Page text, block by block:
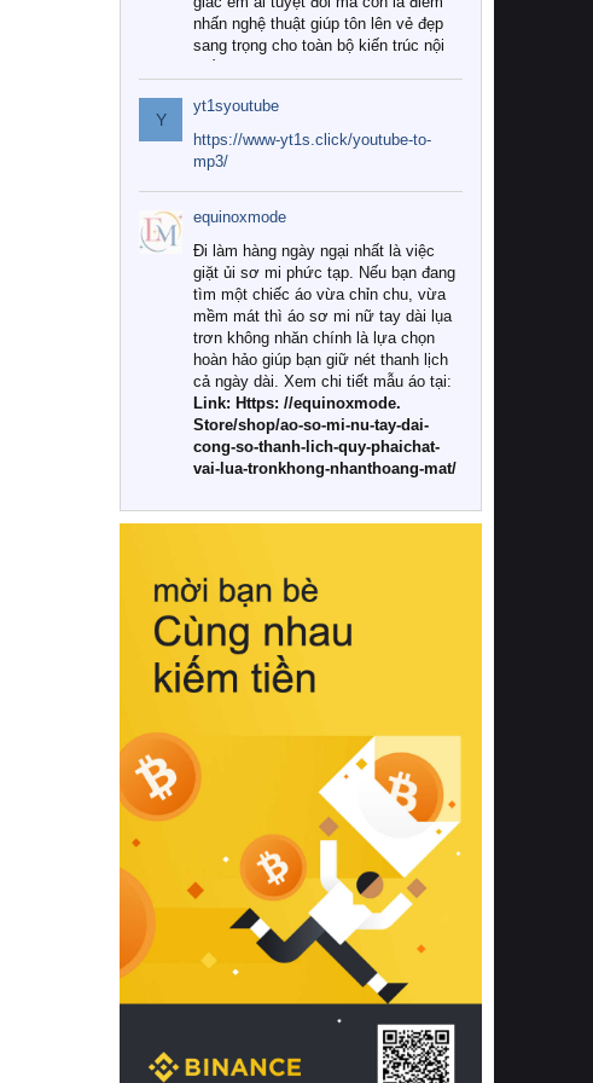
nhấn nghệ thuật giúp tôn lên vẻ đẹp
sang trọng cho toàn bộ kiến trúc nội
Tuy nhiên, giữa thị trường đa dạng
với vô vàn thương hiệu và mẫu mã
như hiện nay, làm thế nào để chọn
được những bộ chăn ga gối đệm cao
cấp thực sự chất lượng, phù hợp với
khí hậu và nhu cầu sử dụng của gia
đình? Hãy cùng chúng tôi đi tìm lời
giải đáp chi tiết qua bài viết dưới đây.
1. Tại sao các gia đình hiện đại lại ưa
chuộng chăn ga gối đệm cao cấp?
Khác với các dòng sản phẩm thông
thường, những bộ chăn ga gối đệm
cao cấp trải qua quy trình sản xuất
nghiêm ngặt từ khâu chọn lọc nguyên
liệu tự nhiên đến công nghệ dệt
nhuộm hiện đại không chứa hóa chất
này, bạn sẽ cảm nhận rõ rệt sự khác
hồi chuẩn xác của phần đệm nâng đỡ
cột sống.
Bên cạnh đó, việc lựa chọn các dòng
sản phẩm đạt chuẩn chất lượng quốc
tế còn giúp ngăn ngừa tình trạng kích
khuẩn và nấm mốc trong điều kiện
thời tiết nóng ẩm. Bạn có thể tìm hiểu
thêm các nghiên cứu khoa học về tác
động của giấc ngủ và môi trường
phòng ngủ đối với sức khỏe con
người tại Sleep Foundation (External
Link) để có cái nhìn toàn diện hơn.
2. Các tiêu chí vàng khi lựa chọn
chăn ga gối đệm cao cấp cho phòng
ngủ
Để sở hữu một bộ chăn ga gối đệm
cao cấp hoàn hảo cả về thẩm mỹ lẫn
công năng, người tiêu dùng cần cân
nhắc kỹ lưỡng các tiêu chí quan trọng
Y
yt1syoutube
https://www-yt1s.click/youtube-to-
mp3/
equinoxmode
Đi làm hàng ngày ngại nhất là việc
giặt ủi sơ mi phức tạp. Nếu bạn đang
tìm một chiếc áo vừa chỉn chu, vừa
mềm mát thì áo sơ mi nữ tay dài lụa
trơn không nhăn chính là lựa chọn
hoàn hảo giúp bạn giữ nét thanh lịch
cả ngày dài. Xem chi tiết mẫu áo tại:
Link: Https: //equinoxmode.
Store/shop/ao-so-mi-nu-tay-dai-
cong-so-thanh-lich-quy-phaichat-
vai-lua-tronkhong-nhanthoang-mat/